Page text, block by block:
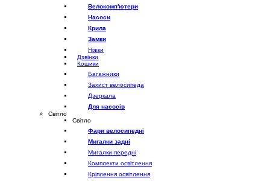
Велокомп'ютери
Насоси
Крила
Замки
Ніжки
Дзвінки
Кошики
Багажники
Захист велосипеда
Дзеркала
Для насосів
Світло
Світло
Фари велосипедні
Мигалки задні
Мигалки передні
Комплекти освітлення
Кріплення освітлення